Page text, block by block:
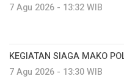
7 Agu 2026 - 13:32 WIB
KEGIATAN SIAGA MAKO
7 Agu 2026 - 13:30 WIB